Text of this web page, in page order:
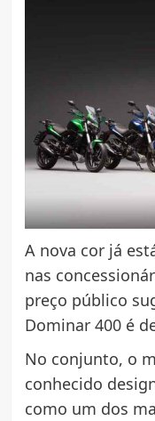
A nova cor já
nas
preço público
Dominar 400 é
No conjunto, o
conhecido
como um dos